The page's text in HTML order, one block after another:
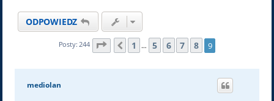
ODPOWIEDZ
Posty: 244 Strona 9z 9
Poprzednia
1 … 5 6 7 8 9
mediolan